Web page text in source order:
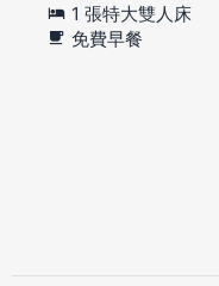
1 張特大雙人床
免費早餐